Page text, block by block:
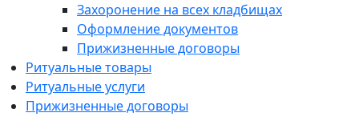
Захоронение на всех кладбищах
Оформление документов
Прижизненные договоры
Ритуальные товары
Ритуальные услуги
Прижизненные договоры